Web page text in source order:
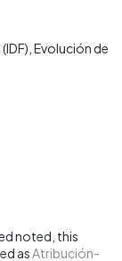
Evolución de
noted, this
asAtribución-